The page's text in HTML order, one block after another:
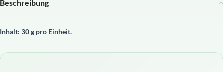
Beschreibung
Inhalt: 30 g pro Einheit.